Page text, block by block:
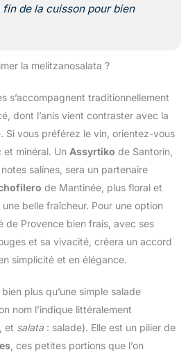
de la cuisson pour bien
la melitzanosalata ?
s’accompagnent traditionnellement
dont l’anis vient contraster avec la
Si vous préférez le vin, orientez-vous
minéral. Un Assyrtiko de Santorin,
salines, sera un partenaire
de Mantinée, plus floral et
belle fraîcheur. Pour une option
de Provence bien frais, avec ses
et sa vivacité, créera un accord
simplicité et en élégance.
plus qu’une simple salade
nom l’indique littéralement
et salata : salade). Elle est un pilier de
, ces petites portions que l’on